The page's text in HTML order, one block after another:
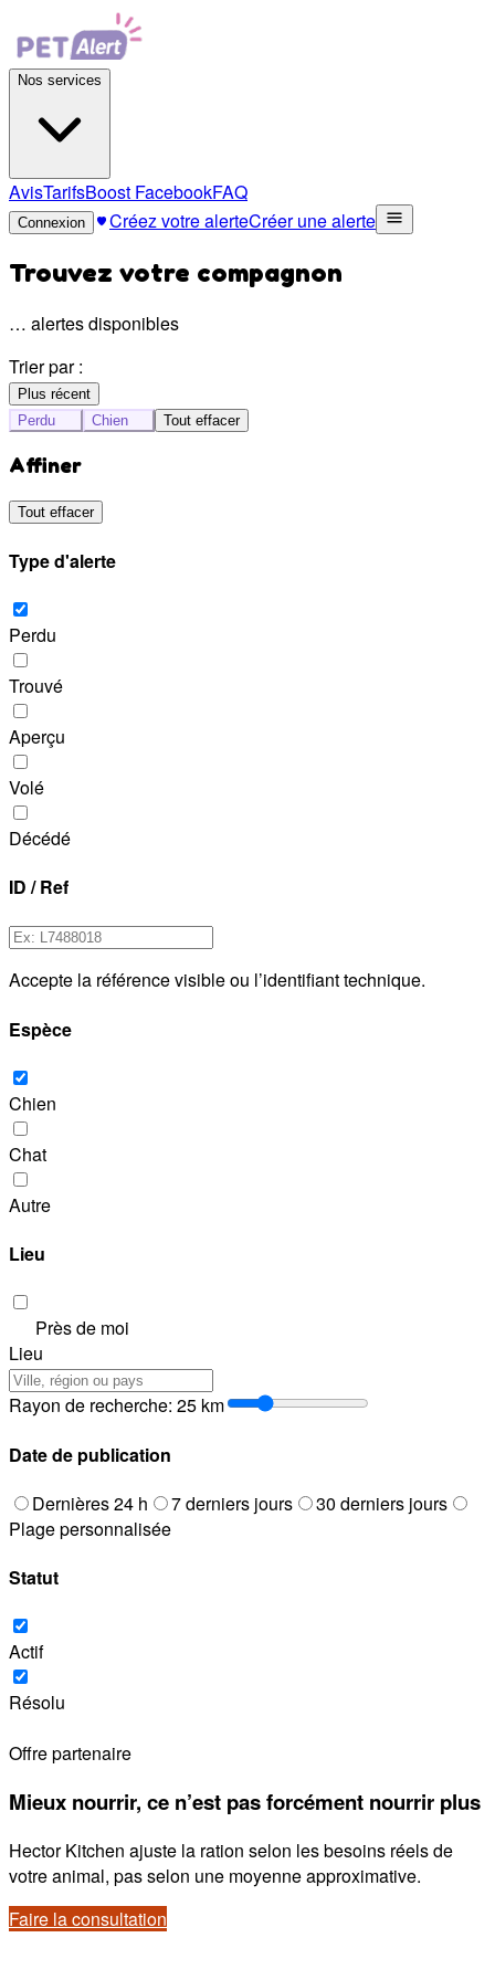
Nos services
AvisTarifsBoost FacebookFAQ
Connexion Créez votre alerteCréer une alerte
Trouvez votre compagnon
… alertes disponibles
Trier par :
Plus récent
Perdu
Chien Tout effacer
Affiner
Tout effacer
Type d'alerte
Perdu
Trouvé
Aperçu
Volé
Décédé
ID / Ref
Accepte la référence visible ou l’identifiant technique.
Espèce
Chien
Chat
Autre
Lieu
Près de moi
Lieu
Rayon de recherche: 25 km
Date de publication
Dernières 24 h
7 derniers jours
30 derniers jours
Plage personnalisée
Statut
Actif
Résolu
Offre partenaire
Mieux nourrir, ce n’est pas forcément nourrir plus
Hector Kitchen ajuste la ration selon les besoins réels de
votre animal, pas selon une moyenne approximative.
Faire la consultation